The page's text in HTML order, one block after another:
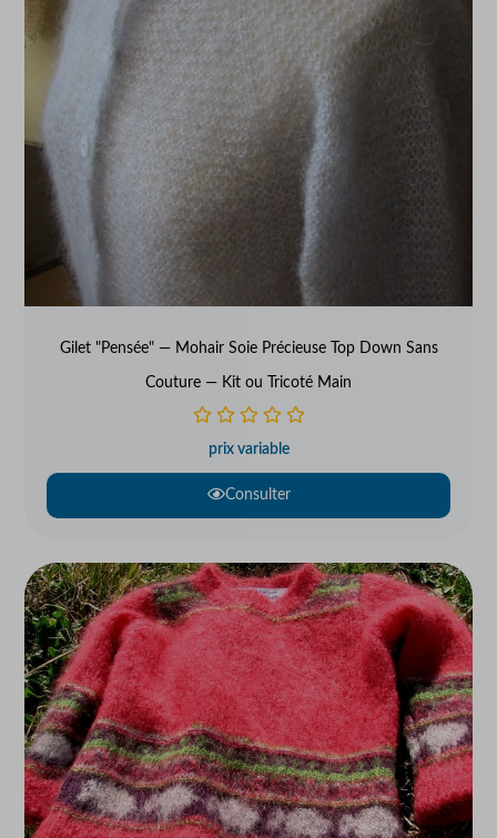
Gilet "Pensée" — Mohair Soie Précieuse Top Down Sans
Couture — Kit ou Tricoté Main
prix variable
Consulter